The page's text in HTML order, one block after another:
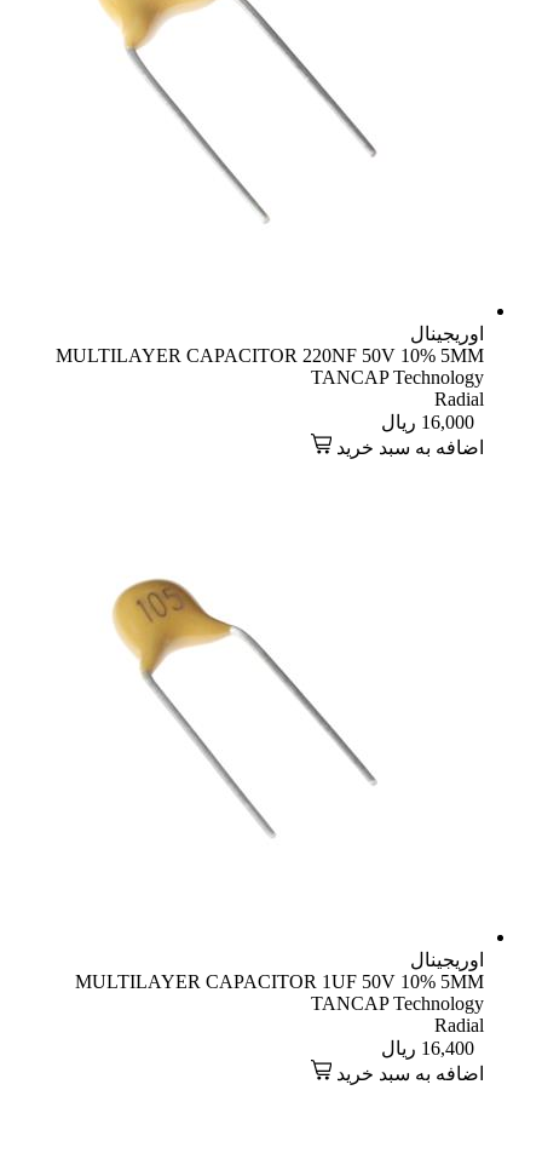
اوریجینال
MULTILAYER CAPACITOR 220NF 50V 10% 5MM
TANCAP Technology
Radial
16,000 ریال
اضافه به سبد خرید
اوریجینال
MULTILAYER CAPACITOR 1UF 50V 10% 5MM
TANCAP Technology
Radial
16,400 ریال
اضافه به سبد خرید